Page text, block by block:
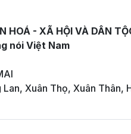
HOÁ - XÃ HỘI VÀ DÂN
nói Việt Nam
Xuân Thọ, Xuân Thân,